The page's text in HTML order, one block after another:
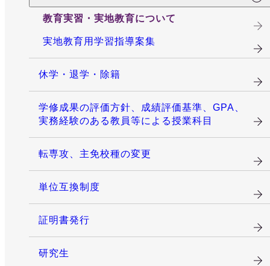
教育実習・実地教育について
実地教育用学習指導案集
休学・退学・除籍
学修成果の評価方針、成績評価基準、GPA、
実務経験のある教員等による授業科目
転専攻、主免校種の変更
単位互換制度
証明書発行
研究生